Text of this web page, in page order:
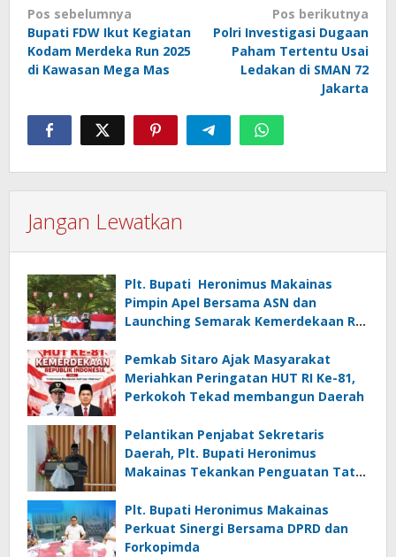
Navigasi
pos
Pos sebelumnya
Bupati FDW Ikut Kegiatan
Kodam Merdeka Run 2025
di Kawasan Mega Mas
Pos berikutnya
Polri Investigasi Dugaan
Paham Tertentu Usai
Ledakan di SMAN 72
Jakarta
Jangan Lewatkan
Plt. Bupati Heronimus Makainas
Pimpin Apel Bersama ASN dan
Launching Semarak Kemerdekaan RI
Pemkab Sitaro Ajak Masyarakat
Meriahkan Peringatan HUT RI Ke-81,
Perkokoh Tekad membangun Daerah
Pelantikan Penjabat Sekretaris
Daerah, Plt. Bupati Heronimus
Makainas Tekankan Penguatan Tata
Publik
Plt. Bupati Heronimus Makainas
Perkuat Sinergi Bersama DPRD dan
Forkopimda